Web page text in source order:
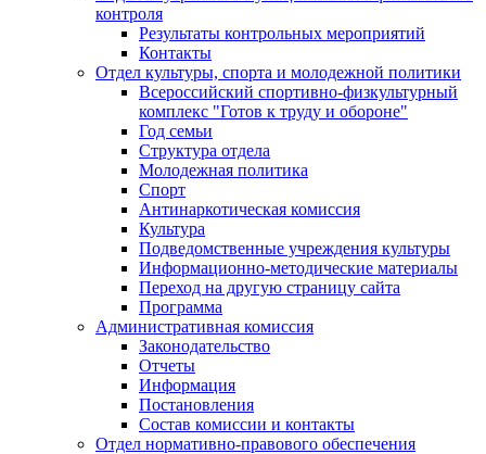
контроля
Результаты контрольных мероприятий
Контакты
Отдел культуры, спорта и молодежной политики
Всероссийский спортивно-физкультурный
комплекс "Готов к труду и обороне"
Год семьи
Структура отдела
Молодежная политика
Спорт
Антинаркотическая комиссия
Культура
Подведомственные учреждения культуры
Информационно-методические материалы
Переход на другую страницу сайта
Программа
Административная комиссия
Законодательство
Отчеты
Информация
Постановления
Состав комиссии и контакты
Отдел нормативно-правового обеспечения